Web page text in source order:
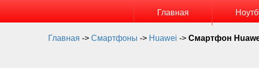
Главная
Главная ->Смартфоны -> Huawei ->Смартфон